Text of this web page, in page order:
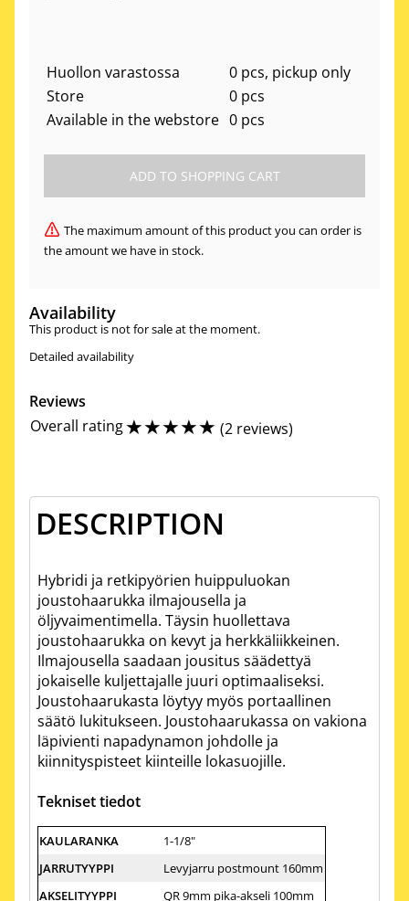
Huollon varastossa
0 pcs, pickup only
Store
0 pcs
Available in the webstore 0 pcs
The maximum amount of this product you can order is
the amount we have in stock.
Availability
This product is not for sale at the moment.
Detailed availability
Reviews
Overall rating☆☆☆☆☆ (2 reviews)
DESCRIPTION
Hybridi ja retkipyörien huippuluokan
joustohaarukka ilmajousella ja
öljyvaimentimella. Täysin huollettava
joustohaarukka on kevyt ja herkkäliikkeinen.
Ilmajousella saadaan jousitus säädettyä
jokaiselle kuljettajalle juuri optimaaliseksi.
Joustohaarukasta löytyy myös portaallinen
säätö lukitukseen. Joustohaarukassa on vakiona
läpivienti napadynamon johdolle ja
kiinnityspisteet kiinteille lokasuojille.
Tekniset tiedot
KAULARANKA
1-1/8"
JARRUTYYPPI
Levyjarru postmount 160mm
AKSELITYYPPI
QR 9mm pika-akseli 100mm